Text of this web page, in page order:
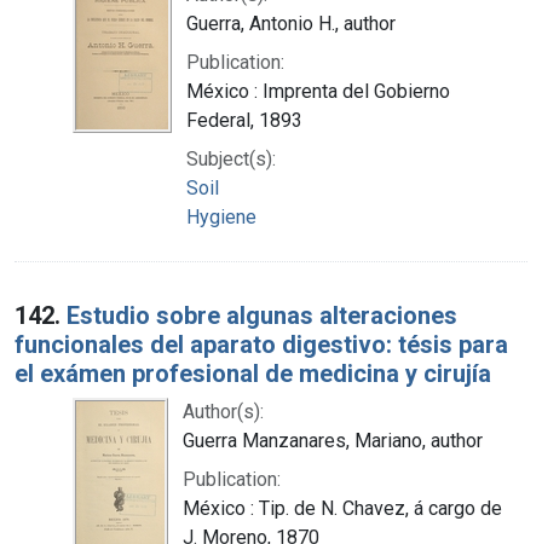
Guerra, Antonio H., author
Publication:
México : Imprenta del Gobierno
Federal, 1893
Subject(s):
Soil
Hygiene
142. Estudio sobre algunas alteraciones
funcionales del aparato digestivo: tésis para
el exámen profesional de medicina y cirujía
Author(s):
Guerra Manzanares, Mariano, author
Publication:
México : Tip. de N. Chavez, á cargo de
J. Moreno, 1870